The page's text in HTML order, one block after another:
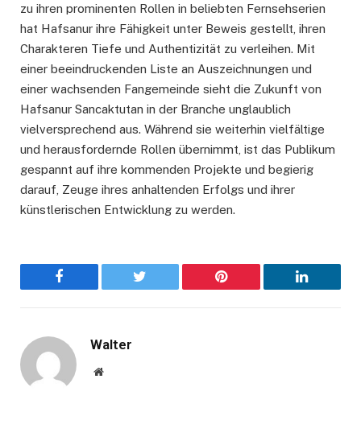
zu ihren prominenten Rollen in beliebten Fernsehserien
hat Hafsanur ihre Fähigkeit unter Beweis gestellt, ihren
Charakteren Tiefe und Authentizität zu verleihen. Mit
einer beeindruckenden Liste an Auszeichnungen und
einer wachsenden Fangemeinde sieht die Zukunft von
Hafsanur Sancaktutan in der Branche unglaublich
vielversprechend aus. Während sie weiterhin vielfältige
und herausfordernde Rollen übernimmt, ist das Publikum
gespannt auf ihre kommenden Projekte und begierig
darauf, Zeuge ihres anhaltenden Erfolgs und ihrer
künstlerischen Entwicklung zu werden.
Facebook Twitter Pinterest LinkedIn
Walter
Website